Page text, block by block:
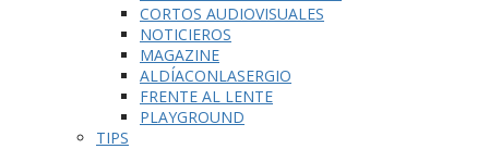
CORTOS AUDIOVISUALES
NOTICIEROS
MAGAZINE
ALDÍACONLASERGIO
FRENTE AL LENTE
PLAYGROUND
TIPS